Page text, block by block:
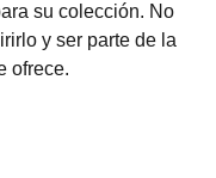
su colección. No
y ser parte de la
ofrece.